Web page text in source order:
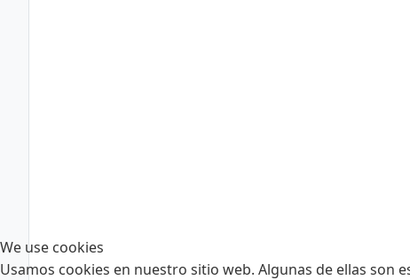
We use cookies
Usamos cookies en nuestro sitio web. Algunas de ellas